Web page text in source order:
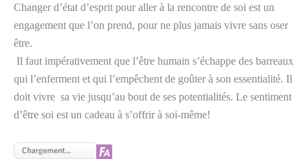
Changer d’état d’esprit pour aller à la rencontre de soi est un
engagement que l’on prend, pour ne plus jamais vivre sans oser
être.
Il faut impérativement que l’être humain s’échappe des barreaux
qui l’enferment et qui l’empêchent de goûter à son essentialité. Il
doit vivre sa vie jusqu’au bout de ses potentialités. Le sentiment
d’être soi est un cadeau à s’offrir à soi-même!